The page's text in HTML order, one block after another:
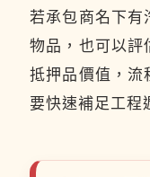
若承包商名下有
物品，也可以評
抵押品價值，流
要快速補足工程